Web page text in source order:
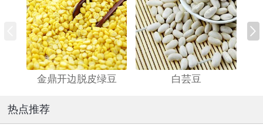
金鼎开边脱皮绿豆 白芸豆
热点推荐